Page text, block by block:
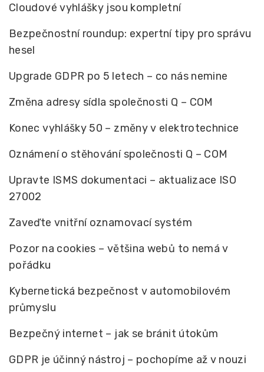
Cloudové vyhlášky jsou kompletní
Bezpečnostní roundup: expertní tipy pro správu
hesel
Upgrade GDPR po 5 letech – co nás nemine
Změna adresy sídla společnosti Q – COM
Konec vyhlášky 50 – změny v elektrotechnice
Oznámení o stěhování společnosti Q – COM
Upravte ISMS dokumentaci – aktualizace ISO
27002
Zaveďte vnitřní oznamovací systém
Pozor na cookies – většina webů to nemá v
pořádku
Kybernetická bezpečnost v automobilovém
průmyslu
Bezpečný internet – jak se bránit útokům
GDPR je účinný nástroj – pochopíme až v nouzi